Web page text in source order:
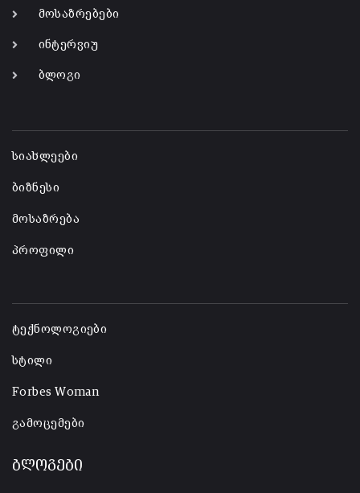
მოსაზრებები
ინტერვიუ
ბლოგი
სიახლეები
ბიზნესი
მოსაზრება
პროფილი
ტექნოლოგიები
სტილი
Forbes Woman
გამოცემები
ბლოგები